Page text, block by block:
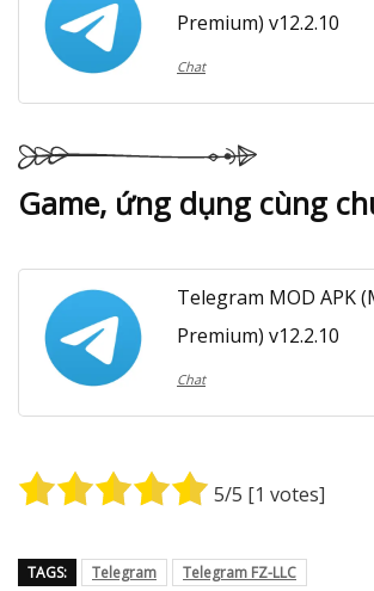
Premium) v12.2.10
Chat
Game, ứng dụng cùng
Telegram MOD APK
Premium) v12.2.10
Chat
5/5 [1 votes]
TAGS: Telegram Telegram FZ-LLC